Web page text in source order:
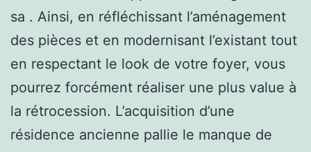
sa . Ainsi, en réfléchissant l’aménagement
des pièces et en modernisant l’existant tout
en respectant le look de votre foyer, vous
pourrez forcément réaliser une plus value à
la rétrocession. L’acquisition d’une
résidence ancienne pallie le manque de